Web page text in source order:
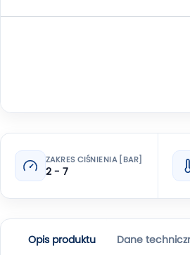
ZAKRES CIŚNIENIA [BAR]
2 - 7
Opis produktu Dane